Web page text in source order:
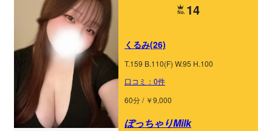
14
くるみ(26)
T.159 B.110(F) W.95 H.100
口コミ：0件
60分 / ￥9,000
ぽっちゃりMilk